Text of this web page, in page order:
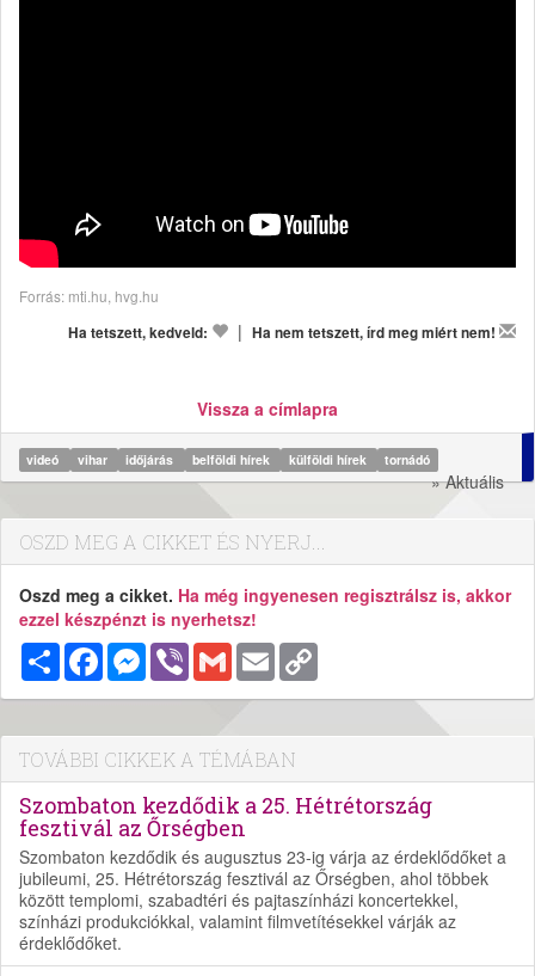
Forrás: mti.hu, hvg.hu
Ha tetszett, kedveld:
| Ha nem tetszett, írd meg miért nem!
Vissza a címlapra
videó vihar időjárás belföldi hírek külföldi hírek tornádó
» Aktuális
OSZD MEG A CIKKET ÉS NYERJ...
Oszd meg a cikket. Ha még ingyenesen regisztrálsz is, akkor
ezzel készpénzt is nyerhetsz!
MegosztásFacebookMessenger
Viber Gmail Email
TOVÁBBI CIKKEK A TÉMÁBAN
Szombaton kezdődik a 25. Hétrétország
fesztivál az Őrségben
Szombaton kezdődik és augusztus 23-ig várja az érdeklődőket a
jubileumi, 25. Hétrétország fesztivál az Őrségben, ahol többek
között templomi, szabadtéri és pajtaszínházi koncertekkel,
színházi produkciókkal, valamint filmvetítésekkel várják az
érdeklődőket.